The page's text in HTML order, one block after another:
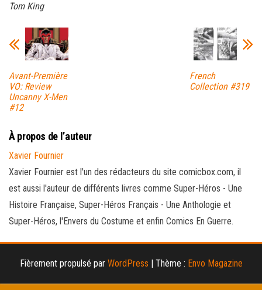
Tom King
Avant-Première
VO: Review
Uncanny X-Men
#12
French
Collection #319
À propos de l’auteur
Xavier Fournier
Xavier Fournier est l'un des rédacteurs du site comicbox.com, il
est aussi l'auteur de différents livres comme Super-Héros - Une
Histoire Française, Super-Héros Français - Une Anthologie et
Super-Héros, l'Envers du Costume et enfin Comics En Guerre.
Fièrement propulsé par WordPress | Thème : Envo Magazine